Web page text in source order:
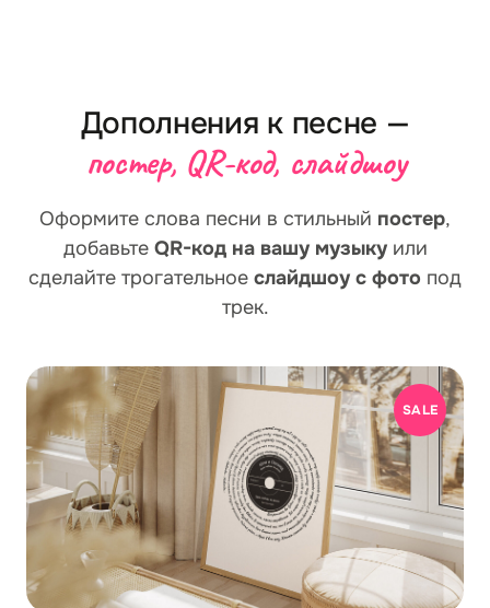
получены от живых людей, которые сначала
послушали, а потом заплатили.
Дополнения к песне —
постер, QR-код, слайдшоу
Оформите слова песни в стильный постер,
добавьте QR-код на вашу музыкуили
сделайте трогательное слайдшоу с фото под
трек.
SALE